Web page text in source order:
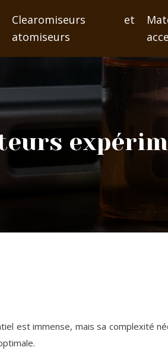
Clearomiseurs et
atomiseurs
est immense, mais sa complexité